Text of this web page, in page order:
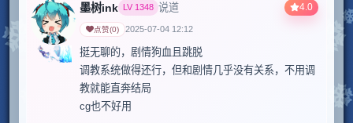
4.0
墨树ink LV 1348 说道
点赞(0) 2025-07-04 12:12
挺无聊的，剧情狗血且跳脱
调教系统做得还行，但和剧情几乎没有关系，不用调
教就能直奔结局
cg也不好用